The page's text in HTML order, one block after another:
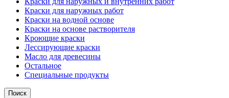
Краски для наружных работ
Краски на водной основе
Краски на основе растворителя
Кроющие краски
Лессирующие краски
Масло для древесины
Остальное
Специальные продукты
Поиск